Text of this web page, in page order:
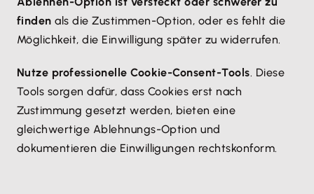
findenals die Zustimmen-Option, oder es fehlt die
Möglichkeit, die Einwilligung später zu widerrufen.
Nutze professionelle Cookie-Consent-Tools. Diese
Tools sorgen dafür, dass Cookies erst nach
Zustimmung gesetzt werden, bieten eine
gleichwertige Ablehnungs-Option und
dokumentieren die Einwilligungen rechtskonform.